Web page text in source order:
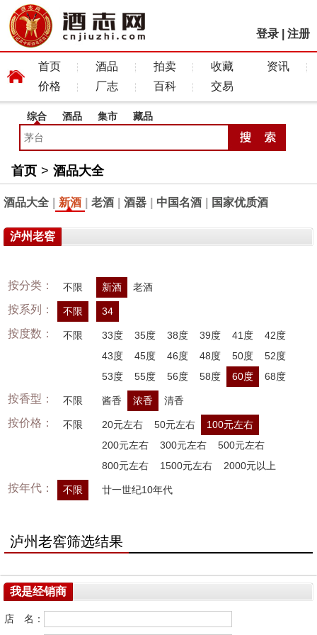
登录 注册
首页 酒品 拍卖 收藏
资讯
价格
厂志 百科 交易
综合 酒品 集市 藏品
首页 > 酒品大全
酒品大全 新酒 老酒 酒器 中国名酒 国家优质酒
泸州老窖
按分类： 不限 新酒 老酒
按系列： 不限 34
按度数： 不限 33度 35度 38度 39度 41度
42度
43度
45度 46度 48度 50度
52度
53度
55度 56度 58度 60度 68度
按香型： 不限 酱香 浓香 清香
按价格： 不限 20元左右 50元左右
100元左右
200元左右
300元左右
500元左右
800元左右
1500元左右 2000元以上
按年代： 不限 廿一世纪10年代
泸州老窖筛选结果
我是经销商
店 名：